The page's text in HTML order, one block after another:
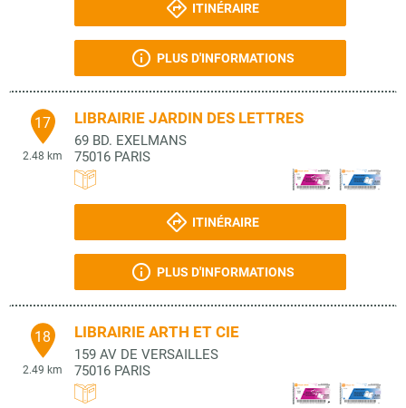
ITINÉRAIRE
PLUS D'INFORMATIONS
17
2.48 km
LIBRAIRIE JARDIN DES LETTRES
69 BD. EXELMANS
75016 PARIS
ITINÉRAIRE
PLUS D'INFORMATIONS
18
2.49 km
LIBRAIRIE ARTH ET CIE
159 AV DE VERSAILLES
75016 PARIS